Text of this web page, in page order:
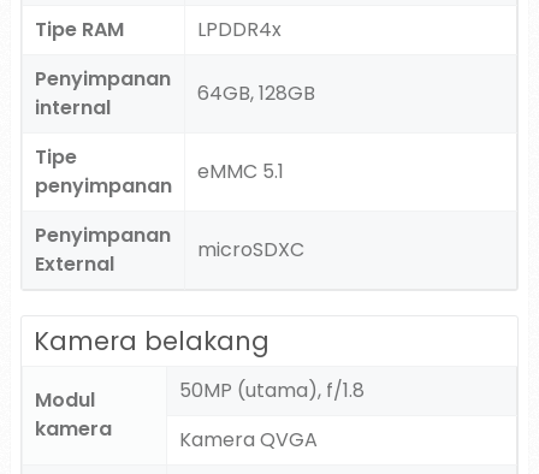
Tipe RAM
LPDDR4x
Penyimpanan
internal
64GB, 128GB
Tipe
penyimpanan
eMMC 5.1
Penyimpanan
External
microSDXC
Kamera belakang
Modul
kamera
50MP (utama), f/1.8
Kamera QVGA